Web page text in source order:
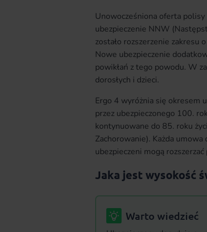
Unowocześniona oferta polisy
ubezpieczenie NNW
zostało rozszerzenie zakresu
Nowe ubezpieczenie
powikłań z tego powodu. W
dorosłych i dzieci.
Ergo 4 wyróżnia się okresem
przez ubezpieczonego 100.
kontynuowane do 85. roku
Zachorowanie). Każda
ubezpieczeni mogą
Jaka jest wysokość
Warto wiedzieć